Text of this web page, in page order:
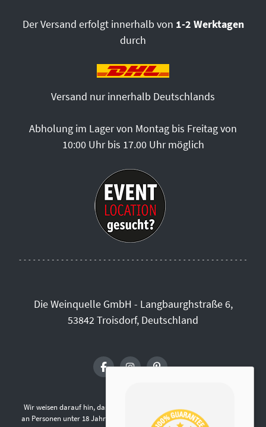
Der Versand erfolgt innerhalb von 1-2 Werktagen
durch
Versand nur innerhalb Deutschlands
Abholung im Lager von Montag bis Freitag von
10:00 Uhr bis 17.00 Uhr möglich
Die Weinquelle GmbH - Langbaurghstraße 6,
53842 Troisdorf, Deutschland
Wir weisen darauf hin, dass die Abgabe von alkoholischen Getränken
an Personen unter 18 Jahren gemäß § 9 Jugendschutzgesetz verboten